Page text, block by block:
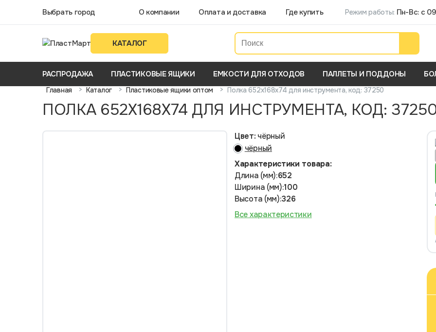
Выбрать город О компании Оплата и доставка Где купить Режим работы: Пн-Вс: с
КАТАЛОГ
РАСПРОДАЖА ПЛАСТИКОВЫЕ ЯЩИКИ ЕМКОСТИ ДЛЯ ОТХОДОВ ПАЛЛЕТЫ И ПОДДОНЫ
Главная > Каталог > Пластиковые ящики оптом > Полка 652х168х74 для инструмента, код: 37250
ПОЛКА 652Х168Х74 ДЛЯ ИНСТРУМЕНТА, КОД:
Цвет: чёрный
чёрный
Характеристики товара:
Длина (мм):652
Ширина (мм):100
Высота (мм):326
Все характеристики